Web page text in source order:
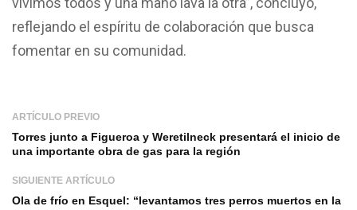
reflejando el espíritu de colaboración que busca
fomentar en su comunidad.
ARTÍCULO PREVIO
Torres junto a Figueroa y Weretilneck presentará el inicio de
una importante obra de gas para la región
SIGUIENTE ARTÍCULO
Ola de frío en Esquel: “levantamos tres perros muertos en la